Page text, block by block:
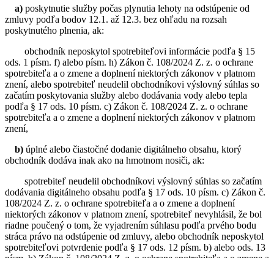
a) poskytnutie služby počas plynutia lehoty na odstúpenie od
zmluvy podľa bodov 12.1. až 12.3. bez ohľadu na rozsah
poskytnutého plnenia, ak:
obchodník neposkytol spotrebiteľovi informácie podľa § 15
ods. 1 písm. f) alebo písm. h) Zákon č. 108/2024 Z. z. o ochrane
spotrebiteľa a o zmene a doplnení niektorých zákonov v platnom
znení, alebo spotrebiteľ neudelil obchodníkovi výslovný súhlas so
začatím poskytovania služby alebo dodávania vody alebo tepla
podľa § 17 ods. 10 písm. c) Zákon č. 108/2024 Z. z. o ochrane
spotrebiteľa a o zmene a doplnení niektorých zákonov v platnom
znení,
b) úplné alebo čiastočné dodanie digitálneho obsahu, ktorý
obchodník dodáva inak ako na hmotnom nosiči, ak:
spotrebiteľ neudelil obchodníkovi výslovný súhlas so začatím
dodávania digitálneho obsahu podľa § 17 ods. 10 písm. c) Zákon č.
108/2024 Z. z. o ochrane spotrebiteľa a o zmene a doplnení
niektorých zákonov v platnom znení, spotrebiteľ nevyhlásil, že bol
riadne poučený o tom, že vyjadrením súhlasu podľa prvého bodu
stráca právo na odstúpenie od zmluvy, alebo obchodník neposkytol
spotrebiteľovi potvrdenie podľa § 17 ods. 12 písm. b) alebo ods. 13